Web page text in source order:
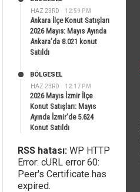
HAZ 23RD 12:59 PM
Ankara İlçe Konut Satışları
2026 Mayıs: Mayıs Ayında
Ankara’da 8.021 konut
Satıldı
HAZ 23RD 12:17 PM
BÖLGESEL
2026 Mayıs İzmir İlçe
Konut Satışları: Mayıs
Ayında İzmir’de 5.624
Konut Satıldı
RSS hatası: WP HTTP
Error: cURL error 60:
Peer's Certificate has
expired.